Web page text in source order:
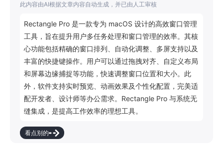
此内容由AI根据文章内容自动生成，并已由人工审核
Rectangle Pro 是一款专为 macOS 设计的高效窗口管理
工具，旨在提升用户多任务处理和窗口管理的效率。其核
心功能包括精确的窗口排列、自动化调整、多屏支持以及
丰富的快捷键操作。用户可以通过拖拽对齐、自定义布局
和屏幕边缘捕捉等功能，快速调整窗口位置和大小。此
外，软件支持实时预览、动画效果及个性化配置，完美适
配开发者、设计师等办公需求。Rectangle Pro 与系统无
缝集成，是提高工作效率的理想工具。
看点别的